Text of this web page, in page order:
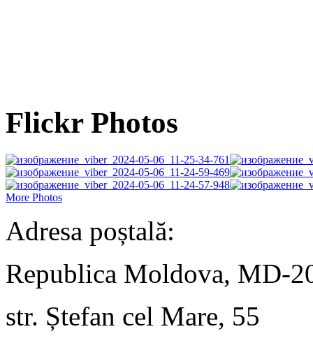
Flickr Photos
More Photos
Adresa poștală:
Republica Moldova, MD-
str. Ștefan cel Mare, 55